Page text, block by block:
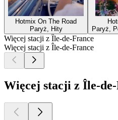
Hotmix On The Road
Paryż, Hity
Paryż,
Więcej stacji z Île-de-France
Więcej stacji z Île-de-France
Więcej stacji z Île-